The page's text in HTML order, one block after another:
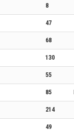
8
47
68
130
55
85
214
49